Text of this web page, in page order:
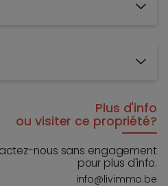
Plus d'info
ou visiter ce propriété?
nous sans engagement
pour plus d'info.
info@livimmo.be